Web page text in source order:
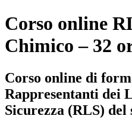
Corso online
Chimico – 32
Corso online di
Rappresentanti dei
Sicurezza (RLS)